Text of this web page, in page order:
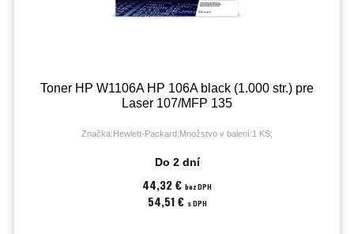
Toner HP W1106A HP 106A black (1.000 str.) pre
Laser 107/MFP 135
Značka:Hewlett-Packard;Množstvo v balení:1 KS;
Do 2 dní
44,32 € bez DPH
54,51 € s DPH